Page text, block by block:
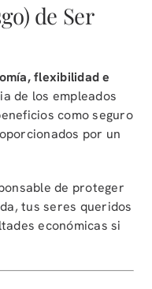
de Ser
flexibilidad e
de los empleados
como seguro
por un
de proteger
tus seres queridos
económicas si